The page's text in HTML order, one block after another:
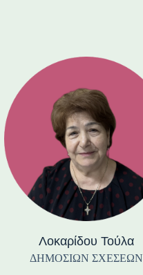
Λοκαρίδου Τούλα
ΔΗΜΟΣΙΩΝ ΣΧΕΣΕΩΝ